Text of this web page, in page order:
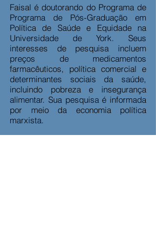
Faisal é doutorando do Programa de
Programa de Pós-Graduação em
Política de Saúde e Equidade na
Universidade de York. Seus
interesses de pesquisa incluem
preços de medicamentos
farmacêuticos, política comercial e
determinantes sociais da saúde,
incluindo pobreza e insegurança
alimentar. Sua pesquisa é informada
por meio da economia política
marxista.